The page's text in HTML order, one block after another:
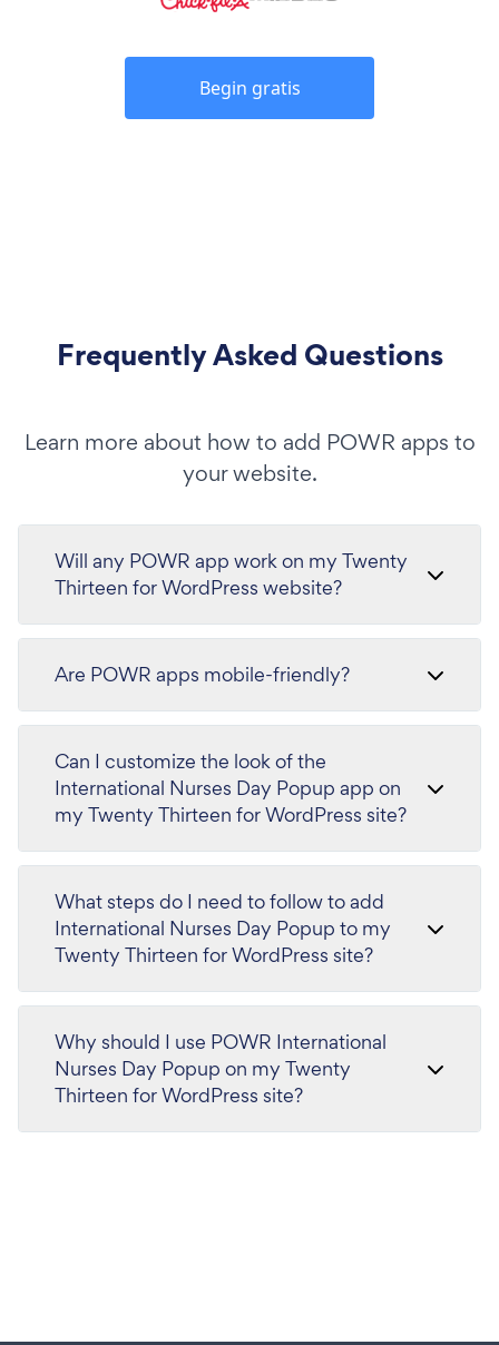
Begin gratis
Frequently Asked Questions
Learn more about how to add POWR apps to
your website.
Will any POWR app work on my Twenty
Thirteen for WordPress website?
Are POWR apps mobile-friendly?
Can I customize the look of the
International Nurses Day Popup app on
my Twenty Thirteen for WordPress site?
What steps do I need to follow to add
International Nurses Day Popup to my
Twenty Thirteen for WordPress site?
Why should I use POWR International
Nurses Day Popup on my Twenty
Thirteen for WordPress site?